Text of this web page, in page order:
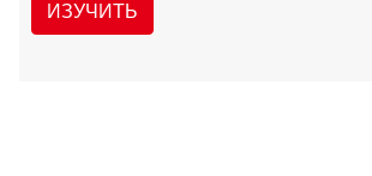
ИЗУЧИТЬ